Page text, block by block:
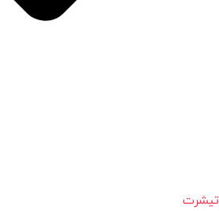
تیشرت